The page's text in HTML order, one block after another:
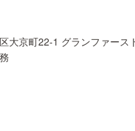
大京町22-1 グランファース